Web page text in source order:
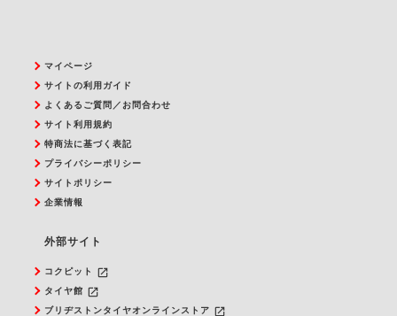
マイページ
サイトの利用ガイド
よくあるご質問／お問合わせ
サイト利用規約
特商法に基づく表記
プライバシーポリシー
サイトポリシー
企業情報
外部サイト
コクピット launch
タイヤ館 launch
ブリヂストンタイヤオンラインストア launch